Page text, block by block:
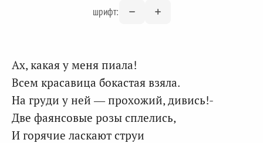
шрифт:
Ах, какая у меня пиала!
Всем красавица бокастая взяла.
На груди у ней — прохожий, дивись!-
Две фаянсовые розы сплелись,
И горячие ласкают струи